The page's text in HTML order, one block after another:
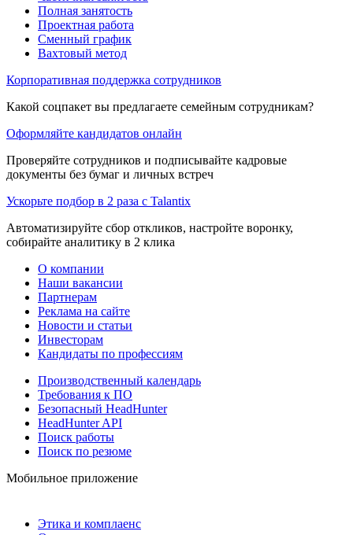
Полная занятость
Проектная работа
Сменный график
Вахтовый метод
Корпоративная поддержка сотрудников
Какой соцпакет вы предлагаете семейным сотрудникам?
Оформляйте кандидатов онлайн
Проверяйте сотрудников и подписывайте кадровые
документы без бумаг и личных встреч
Ускорьте подбор в 2 раза с Talantix
Автоматизируйте сбор откликов, настройте воронку,
собирайте аналитику в 2 клика
О компании
Наши вакансии
Партнерам
Реклама на сайте
Новости и статьи
Инвесторам
Кандидаты по профессиям
Производственный календарь
Требования к ПО
Безопасный HeadHunter
HeadHunter API
Поиск работы
Поиск по резюме
Мобильное приложение
Этика и комплаенс